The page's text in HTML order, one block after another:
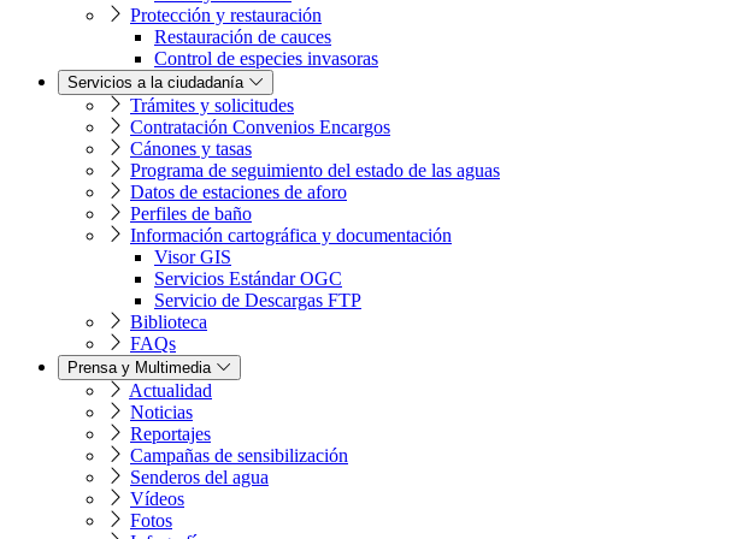
Protección y restauración
Restauración de cauces
Control de especies invasoras
Servicios a la ciudadanía
Trámites y solicitudes
Contratación Convenios Encargos
Cánones y tasas
Programa de seguimiento del estado de las aguas
Datos de estaciones de aforo
Perfiles de baño
Información cartográfica y documentación
Visor GIS
Servicios Estándar OGC
Servicio de Descargas FTP
Biblioteca
FAQs
Prensa y Multimedia
Actualidad
Noticias
Reportajes
Campañas de sensibilización
Senderos del agua
Vídeos
Fotos